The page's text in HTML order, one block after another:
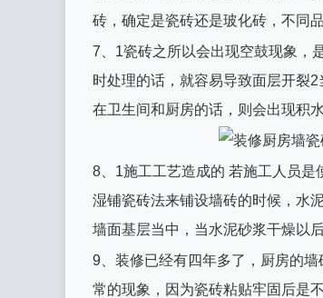
砖，确定是瓷砖还是玻化砖，不同
7、1瓷砖之所以会出现空鼓现象，
时处理的话，就容易导致面层开裂
在卫生间和厨房的话，则会出现积
8、1施工工艺造成的 若施工人员是
湿铺瓷砖法来铺设墙砖的时候，水
墙面基层当中，当水泥砂浆干燥以
9、装修已经有四年多了，厨房的
常的现象，因为瓷砖粘贴牢固后是